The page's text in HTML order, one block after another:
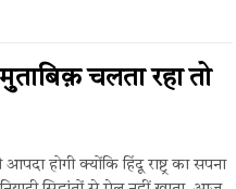
चलता रहा तो
होगी क्योंकि हिंदू राष्ट्र का सपना